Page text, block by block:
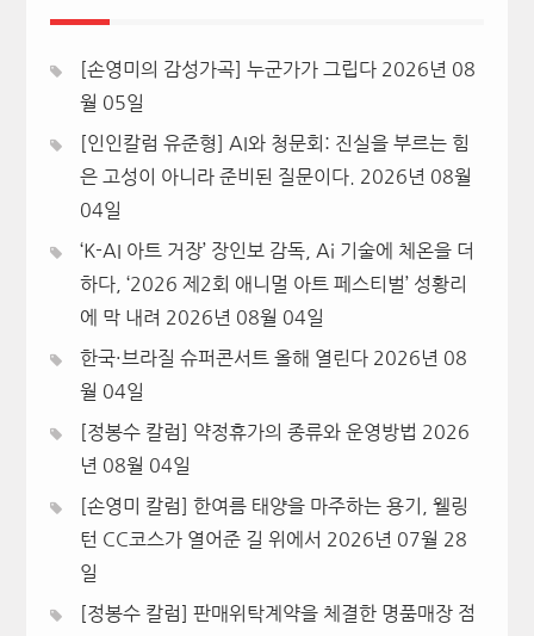
[손영미의 감성가곡] 누군가가 그립다 2026년 08
월 05일
[인인칼럼 유준형] AI와 청문회: 진실을 부르는 힘
은 고성이 아니라 준비된 질문이다.
2026년 08월
04일
‘K-AI 아트 거장’ 장인보 감독, Ai 기술에 체온을 더
하다, ‘2026 제2회 애니멀 아트 페스티벌’ 성황리
에 막 내려 2026년 08월 04일
한국·브라질 슈퍼콘서트 올해 열린다 2026년 08
월 04일
[정봉수 칼럼] 약정휴가의 종류와 운영방법 2026
년 08월 04일
[손영미 칼럼] 한여름 태양을 마주하는 용기, 웰링
턴 CC코스가 열어준 길 위에서 2026년 07월 28
일
[정봉수 칼럼] 판매위탁계약을 체결한 명품매장 점